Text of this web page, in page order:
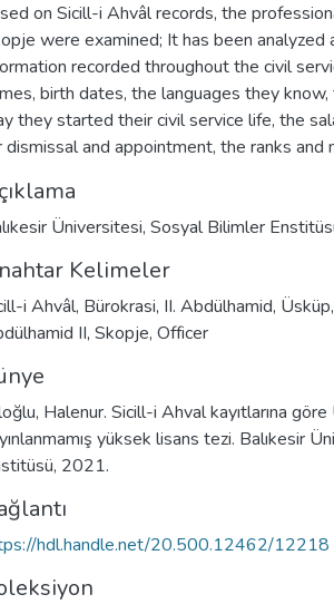
on Sicill-i Ahvâl records, the
were examined; It has been analyzed
recorded throughout the civil
birth dates, the languages they
they started their civil service life, the
dismissal and appointment, the ranks and
Üniversitesi, Sosyal Bilimler
Kelimeler
i Ahvâl, Bürokrasi, II. Abdülhamid, Üsküp,
II, Skopje, Officer
Halenur. Sicill-i Ahval kayıtlarına
yüksek lisans tezi. Balıkesir
2021.
hdl.handle.net/20.500.12462/12218